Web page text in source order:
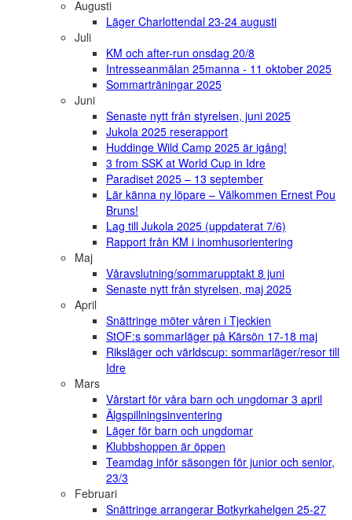
Augusti
Läger Charlottendal 23-24 augusti
Juli
KM och after-run onsdag 20/8
Intresseanmälan 25manna - 11 oktober 2025
Sommarträningar 2025
Juni
Senaste nytt från styrelsen, juni 2025
Jukola 2025 reserapport
Huddinge Wild Camp 2025 är igång!
3 from SSK at World Cup in Idre
Paradiset 2025 – 13 september
Lär känna ny löpare – Välkommen Ernest Pou
Bruns!
Lag till Jukola 2025 (uppdaterat 7/6)
Rapport från KM i inomhusorientering
Maj
Våravslutning/sommarupptakt 8 juni
Senaste nytt från styrelsen, maj 2025
April
Snättringe möter våren i Tjeckien
StOF:s sommarläger på Kärsön 17-18 maj
Riksläger och världscup: sommarläger/resor till
Idre
Mars
Vårstart för våra barn och ungdomar 3 april
Älgspillningsinventering
Läger för barn och ungdomar
Klubbshoppen är öppen
Teamdag inför säsongen för junior och senior,
23/3
Februari
Snättringe arrangerar Botkyrkahelgen 25-27